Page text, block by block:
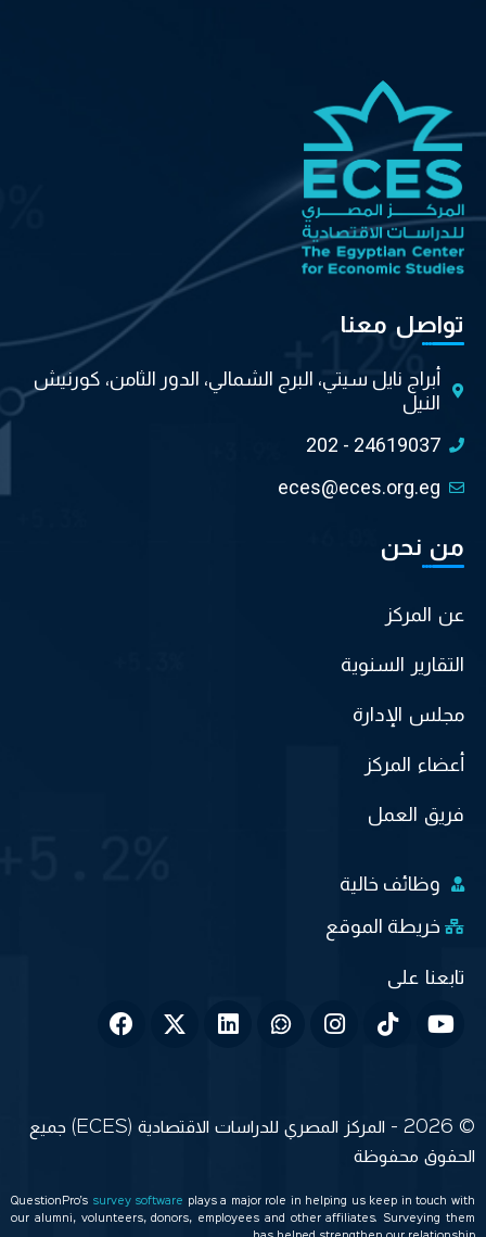
تواصل معنا
أبراج نايل سيتي، البرج الشمالي، الدور الثامن، كورنيش
النيل
202 - 24619037
eces@eces.org.eg
من نحن
عن المركز
التقارير السنوية
مجلس الإدارة
أعضاء المركز
فريق العمل
وظائف خالية
خريطة الموقع
© 2026 - المركز المصري للدراسات الاقتصادية (ECES) جميع
الحقوق محفوظة
QuestionPro’s survey software
plays a major role in helping us keep in touch with
our alumni, volunteers, donors, employees and other affiliates. Surveying them